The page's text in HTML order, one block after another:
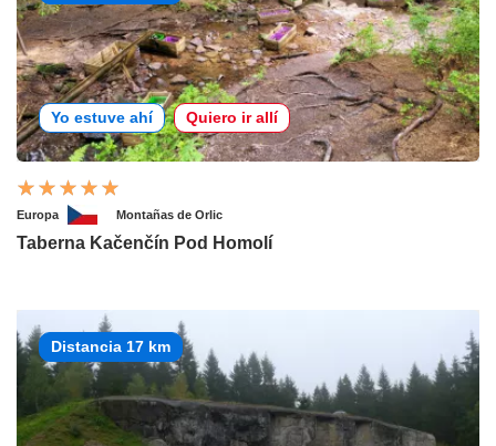
Yo estuve ahí Quiero ir allí
Europa Montañas de Orlic
Taberna Kačenčín Pod Homolí
Distancia 17 km